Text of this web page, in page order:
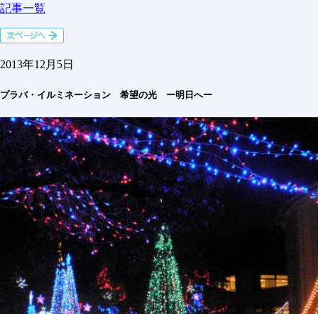
記事一覧
2013年12月5日
プラバ・イルミネーション 希望の光 ー明日へー